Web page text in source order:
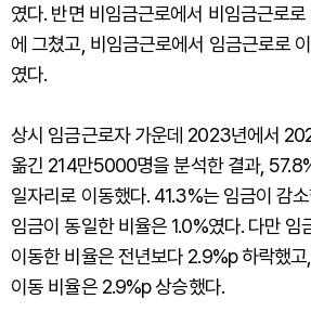
였다. 반면 비임금근로에서 비임금근로
에 그쳤고, 비임금근로에서 임금근로로
였다.
상시 임금근로자 가운데 2023년에서
옮긴 214만5000명을 분석한 결과,
일자리로 이동했다. 41.3%는 임금이 감
임금이 동일한 비율은 1.0%였다. 다만 임
이동한 비율은 전년보다 2.9%p 하락했
이동 비율은 2.9%p 상승했다.